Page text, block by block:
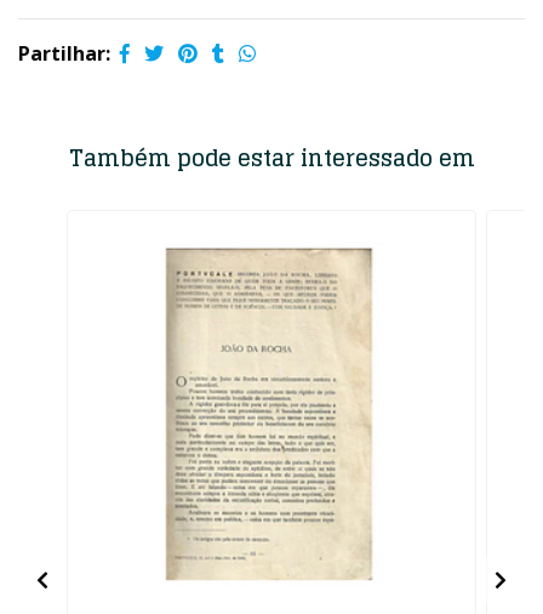
Partilhar:
Também pode estar interessado em